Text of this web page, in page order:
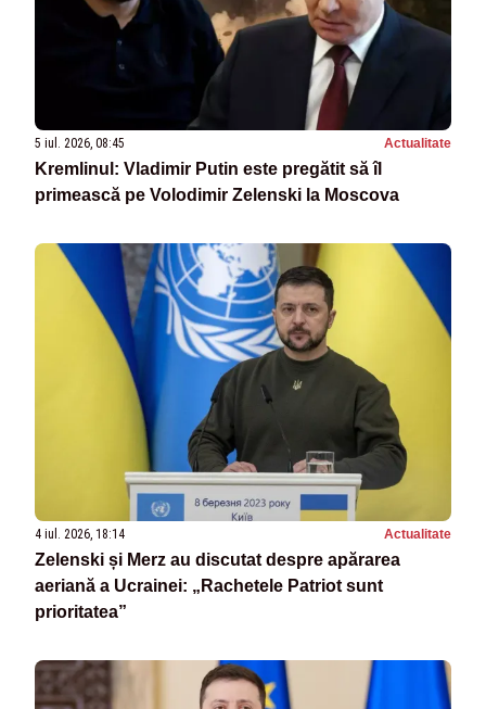
5 iul. 2026, 08:45 Actualitate
Kremlinul: Vladimir Putin este pregătit să îl
primească pe Volodimir Zelenski la Moscova
4 iul. 2026, 18:14 Actualitate
Zelenski și Merz au discutat despre apărarea
aeriană a Ucrainei: „Rachetele Patriot sunt
prioritatea”